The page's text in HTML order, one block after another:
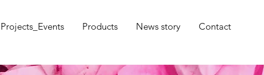
Projects_Events Products News story Contact